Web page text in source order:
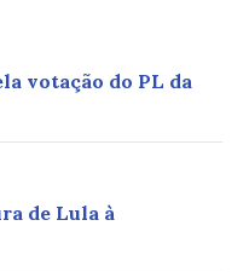
votação do PL da
de Lula à